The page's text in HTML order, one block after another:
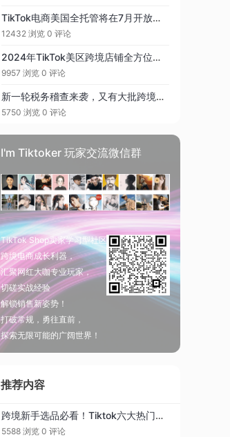
TikTok电商美国全托管将在7月开放，附：美国电商市场特征
12432 浏览 0 评论
2024年TikTok美区跨境店铺全方位指南
9957 浏览 0 评论
新一轮税务稽查来袭，又有大批跨境企业要补税了！
5750 浏览 0 评论
I'm Tiktoker 玩家交流微信群
TikTok Shop卖家学习型社区
跨境电商成长利器，
汇聚网红大咖专业玩家，
切磋实战经验
解锁销售新姿势！
打破常规，勇往直前，
探索无限可能的广阔世界！
推荐内容
跨境新手选品必看！Tiktok六大热门类目推荐
5588 浏览 0 评论